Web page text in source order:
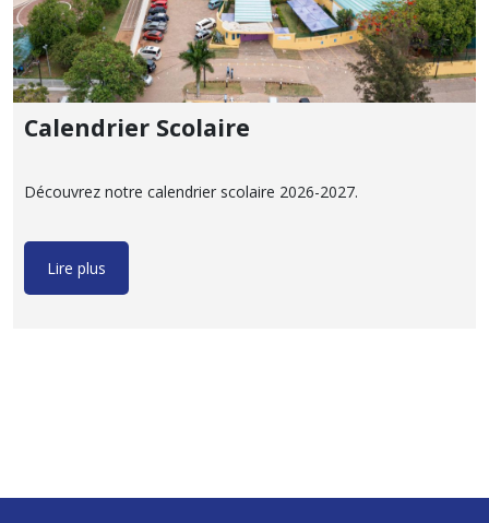
Calendrier Scolaire
Découvrez notre calendrier scolaire 2026-2027.
Lire plus